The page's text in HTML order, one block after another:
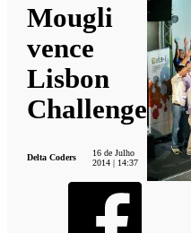
Mougli
vence
Lisbon
Challenge
Delta Coders
16 de Julho
2014 | 14:37